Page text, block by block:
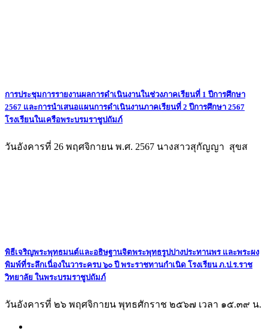
การประชุมการรายงานผลการดำเนินงานในช่วงภาคเรียนที่ 1 ปีการศึกษา
2567 และการนำเสนอแผนการดำเนินงานภาคเรียนที่ 2 ปีการศึกษา 2567
โรงเรียนในเครือพระบรมราชูปถัมภ์
วันอังคารที่ 26 พฤศจิกายน พ.ศ. 2567 นางสาวสุกัญญา สุขส
พิธีเจริญพระพุทธมนต์และอธิษฐานจิตพระพุทธรูปปางประทานพร และพระผง
พิมพ์ที่ระลึกเนื่องในวาระครบ ๖๐ ปี พระราชทานกำเนิด โรงเรียน ภ.ป.ร.ราช
วิทยาลัย ในพระบรมราชูปถัมภ์
วันอังคารที่ ๒๖ พฤศจิกายน พุทธศักราช ๒๕๖๗ เวลา ๑๕.๓๙ น.